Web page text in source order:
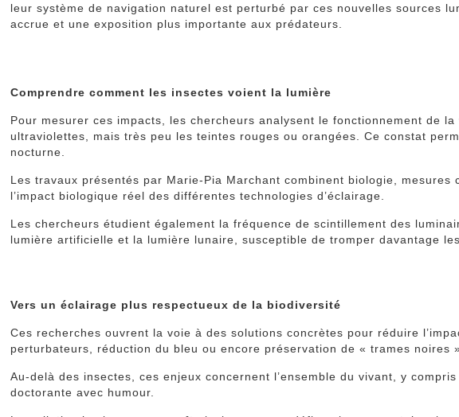
leur système de navigation naturel est perturbé par ces nouvelles sources
accrue et une exposition plus importante aux prédateurs.
Comprendre comment les insectes voient la lumière
Pour mesurer ces impacts, les chercheurs analysent le fonctionnement de
ultraviolettes, mais très peu les teintes rouges ou orangées. Ce constat
nocturne.
Les travaux présentés par Marie-Pia Marchant combinent biologie,
l’impact biologique réel des différentes technologies d’éclairage.
Les chercheurs étudient également la fréquence de scintillement des
lumière artificielle et la lumière lunaire, susceptible de tromper davantage
Vers un éclairage plus respectueux de la biodiversité
Ces recherches ouvrent la voie à des solutions concrètes pour réduire
perturbateurs, réduction du bleu ou encore préservation de « trames noires
Au-delà des insectes, ces enjeux concernent l’ensemble du vivant, y
doctorante avec humour.